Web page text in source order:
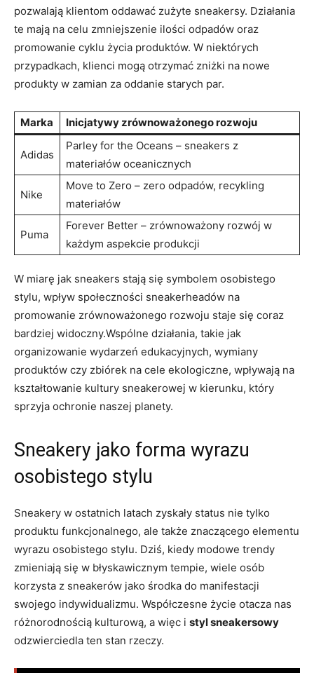
pozwalają klientom oddawać zużyte sneakersy. Działania
te mają na celu zmniejszenie ilości odpadów oraz
promowanie cyklu życia produktów. W niektórych
przypadkach, klienci mogą otrzymać zniżki na nowe
produkty w zamian za oddanie starych par.
Marka Inicjatywy zrównoważonego rozwoju
Adidas
Parley for the Oceans – sneakers z
materiałów oceanicznych
Nike
Move to Zero – zero odpadów, recykling
materiałów
Puma
Forever Better – zrównoważony rozwój w
każdym aspekcie produkcji
W miarę jak sneakers stają się symbolem osobistego
stylu, wpływ społeczności sneakerheadów na
promowanie zrównoważonego rozwoju staje się coraz
bardziej widoczny.Wspólne działania, takie jak
organizowanie wydarzeń edukacyjnych, wymiany
produktów czy zbiórek na cele ekologiczne, wpływają na
kształtowanie kultury sneakerowej w kierunku, który
sprzyja ochronie naszej planety.
Sneakery jako forma wyrazu
osobistego stylu
Sneakery w ostatnich latach zyskały status nie tylko
produktu funkcjonalnego, ale także znaczącego elementu
wyrazu osobistego stylu. Dziś, kiedy modowe trendy
zmieniają się w błyskawicznym tempie, wiele osób
korzysta z sneakerów jako środka do manifestacji
swojego indywidualizmu. Współczesne życie otacza nas
różnorodnością kulturową, a więc i styl sneakersowy
odzwierciedla ten stan rzeczy.